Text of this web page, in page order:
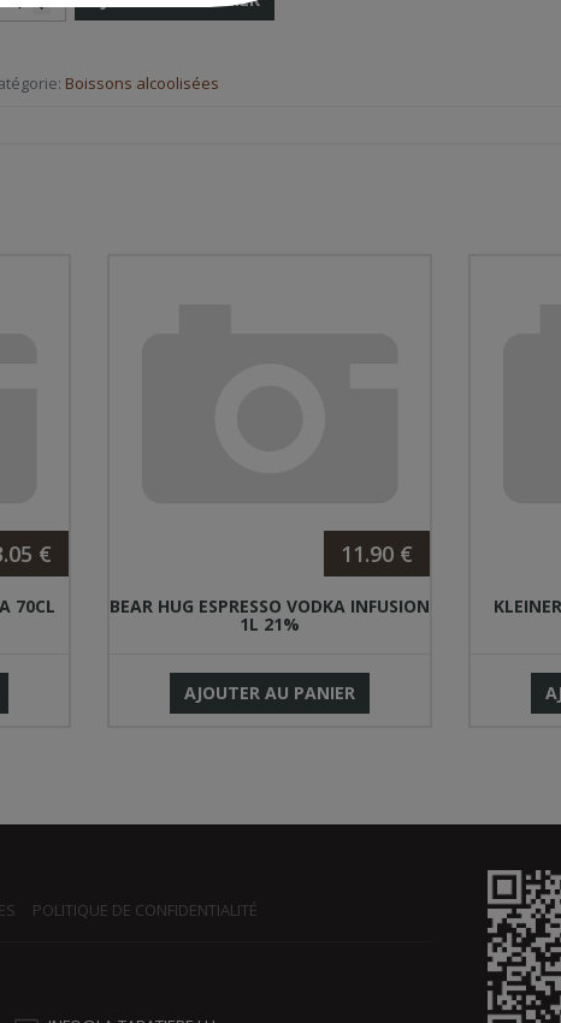
Boissons alcoolisées
€
70CL
11.90 €
BEAR HUG ESPRESSO VODKA INFUSION
1L 21%
AJOUTER AU PANIER
POLITIQUE DE CONFIDENTIALITÉ